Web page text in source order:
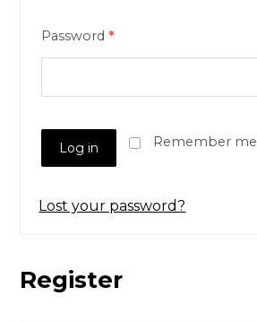
Password *
Remember me
Log in
Lost your password?
Register